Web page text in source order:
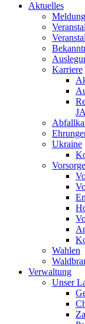
Aktuelles
Karriere
Ukraine
Wahlen
Verwaltung
Unser